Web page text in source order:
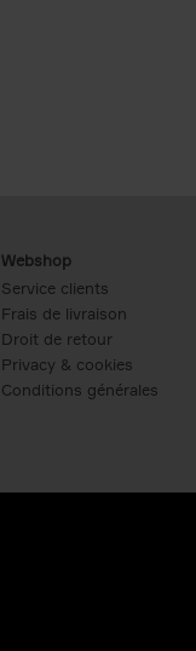
Webshop
Service clients
Frais de livraison
Droit de retour
Privacy & cookies
Conditions générales